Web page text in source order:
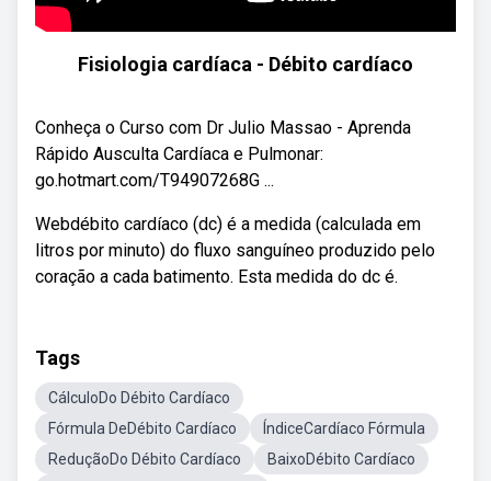
Fisiologia cardíaca - Débito cardíaco
Conheça o Curso com Dr Julio Massao - Aprenda
Rápido Ausculta Cardíaca e Pulmonar:
go.hotmart.com/T94907268G ...
Webdébito cardíaco (dc) é a medida (calculada em
litros por minuto) do fluxo sanguíneo produzido pelo
coração a cada batimento. Esta medida do dc é.
Tags
CálculoDo Débito Cardíaco
Fórmula DeDébito Cardíaco
ÍndiceCardíaco Fórmula
ReduçãoDo Débito Cardíaco
BaixoDébito Cardíaco